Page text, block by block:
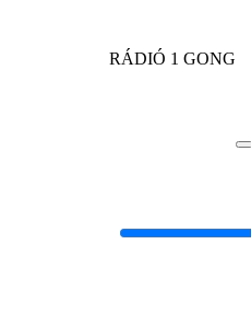
RÁDIÓ 1 GONG